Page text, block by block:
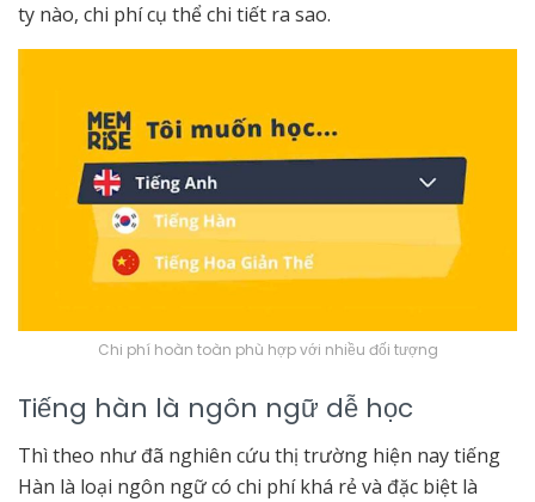
ty nào, chi phí cụ thể chi tiết ra sao.
Chi phí hoàn toàn phù hợp với nhiều đối tượng
Tiếng hàn là ngôn ngữ dễ học
Thì theo như đã nghiên cứu thị trường hiện nay tiếng
Hàn là loại ngôn ngữ có chi phí khá rẻ và đặc biệt là